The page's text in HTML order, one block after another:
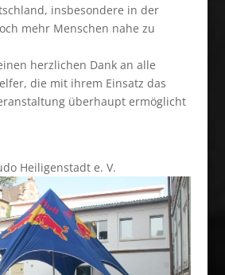
insbesondere in der
mehr Menschen nahe zu
herzlichen Dank an alle
die mit ihrem Einsatz das
überhaupt ermöglicht
Heiligenstadt e. V.